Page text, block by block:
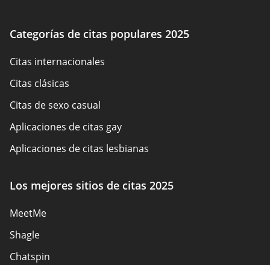
Política de cookies
Categorías de citas populares 2025
Citas internacionales
Citas clásicas
Citas de sexo casual
Aplicaciones de citas gay
Aplicaciones de citas lesbianas
Sitios de citas en español
Sitios de citas católicas
Sitios de citas cristianas
Sitios de citas europeos
Los mejores sitios de citas 2025
MeetMe
Shagle
Chatspin